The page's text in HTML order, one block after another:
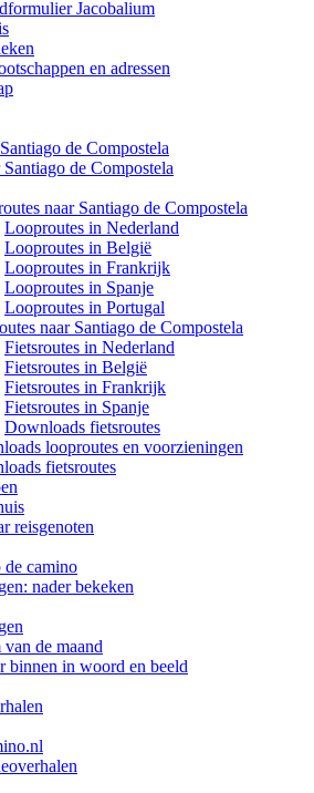
Jacobalium
en adressen
de Compostela
Santiago de Compostela
naar Santiago de Compostela
Looproutes in Nederland
Looproutes in België
Looproutes in Frankrijk
Looproutes in Spanje
Looproutes in Portugal
naar Santiago de Compostela
Fietsroutes in Nederland
Fietsroutes in België
Fietsroutes in Frankrijk
Fietsroutes in Spanje
Downloads fietsroutes
looproutes en voorzieningen
fietsroutes
reisgenoten
de camino
nader bekeken
de maand
binnen in woord en beeld